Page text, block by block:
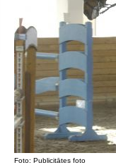
Foto: Publicitātes foto